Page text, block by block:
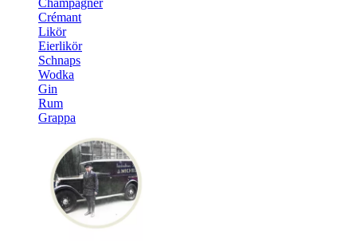
Champagner
Crémant
Likör
Eierlikör
Schnaps
Wodka
Gin
Rum
Grappa